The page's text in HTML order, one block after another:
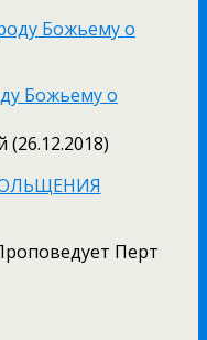
Божьему о
Перт